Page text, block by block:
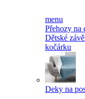
menu
Přehozy na
Dětské
kočárku
Deky na